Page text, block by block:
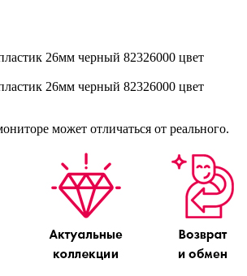
может отличаться от реального.